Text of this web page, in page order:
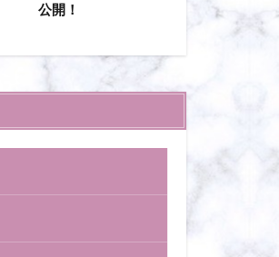
公開！